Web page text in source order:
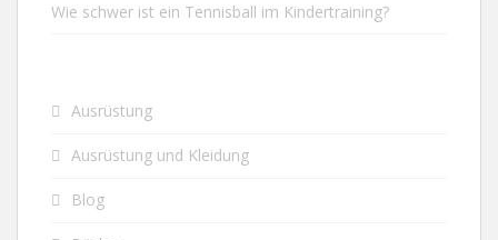
Wie schwer ist ein Tennisball im Kindertraining?
Ausrüstung
Ausrüstung und Kleidung
Blog